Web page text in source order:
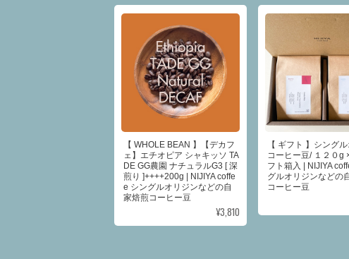
【 WHOLE BEAN 】【デカフ
ェ】エチオピア シャキッソ TA
DE GG農園 ナチュラルG3 [ 深
煎り ]++++200g | NIJIYA coffe
e シングルオリジンなどの自
家焙煎コーヒー豆
¥3,810
【 ギフト 】シング
コーヒー豆/ １２０g
フト箱入 | NIJIYA
グルオリジンなどの
コーヒー豆